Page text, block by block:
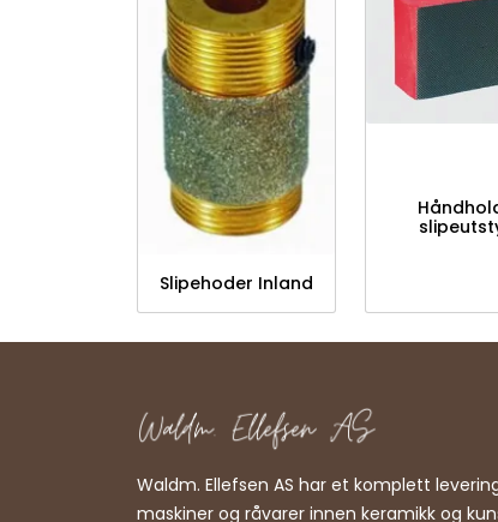
Slipehoder Inland
Waldm. Ellefsen AS har et komplett
maskiner og råvarer innen keramikk og